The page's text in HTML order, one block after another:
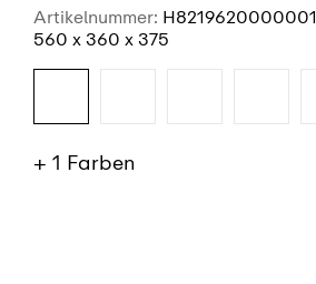
Artikelnummer: H8219620000001
560 x 360 x 375
+ 1 Farben